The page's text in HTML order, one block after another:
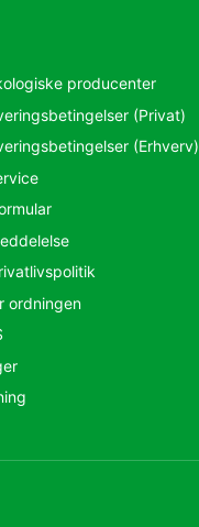
producenter
(Privat)
(Erhverv)
ordningen